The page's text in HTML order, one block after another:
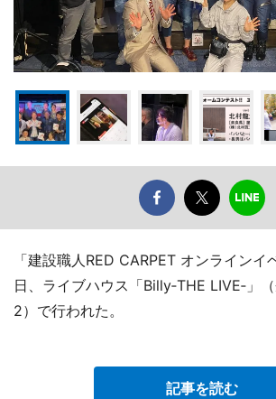
「建設職人RED CARPET オンラインイ
日、ライブハウス「Billy‐THE LIVE‐」
2）で行われた。
記事を読む